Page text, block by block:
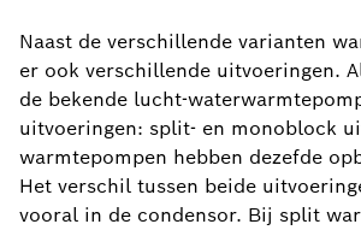
Naast de verschillende varianten
er ook verschillende uitvoeringen.
de bekende lucht-
uitvoeringen: split- en monoblock
warmtepompen hebben dezefde
Het verschil tussen beide
vooral in de condensor. Bij split